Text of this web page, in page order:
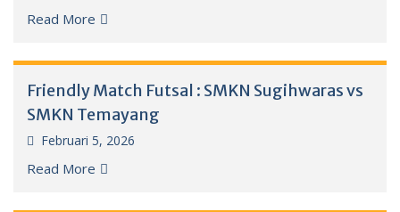
Read More
Friendly Match Futsal : SMKN Sugihwaras vs
SMKN Temayang
Februari 5, 2026
Read More